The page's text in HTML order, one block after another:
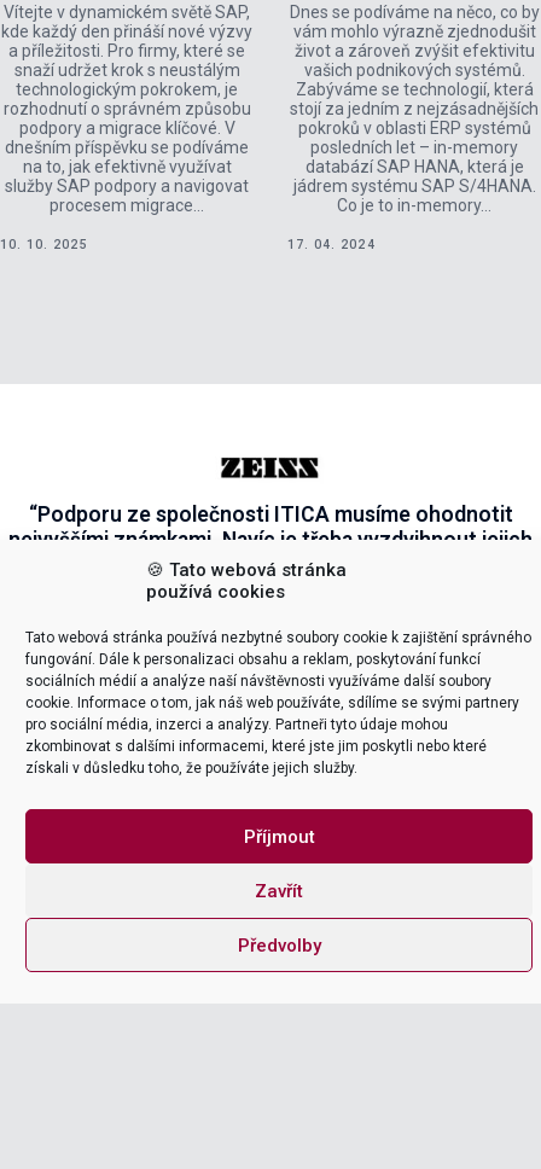
🍪 Tato webová stránka
používá cookies
Tato webová stránka používá nezbytné soubory cookie k zajištění správného
fungování. Dále k personalizaci obsahu a reklam, poskytování funkcí
sociálních médií a analýze naší návštěvnosti využíváme další soubory
cookie. Informace o tom, jak náš web používáte, sdílíme se svými partnery
pro sociální média, inzerci a analýzy. Partneři tyto údaje mohou
zkombinovat s dalšími informacemi, které jste jim poskytli nebo které
získali v důsledku toho, že používáte jejich služby.
Příjmout
Zavřít
Předvolby
Vítejte v dynamickém světě SAP,
kde každý den přináší nové výzvy
a příležitosti. Pro firmy, které se
snaží udržet krok s neustálým
technologickým pokrokem, je
rozhodnutí o správném způsobu
podpory a migrace klíčové. V
dnešním příspěvku se podíváme
na to, jak efektivně využívat
služby SAP podpory a navigovat
procesem migrace…
10. 10. 2025
Dnes se podíváme na něco, co by
vám mohlo výrazně zjednodušit
život a zároveň zvýšit efektivitu
vašich podnikových systémů.
Zabýváme se technologií, která
stojí za jedním z nejzásadnějších
pokroků v oblasti ERP systémů
posledních let – in-memory
databází SAP HANA, která je
jádrem systému SAP S/4HANA.
Co je to in-memory…
17. 04. 2024
“Podporu ze společnosti ITICA musíme ohodnotit
nejvyššími známkami. Navíc je třeba vyzdvihnout jejich
přátelský přístup, ochotu a schopnost vše vysvětlit tak,
aby i ten nejméně zdatný uživatel neměl s prací v
pochopili, jak nový nástroj používat, i jeho princip a
funkce.”
Marek Klůfa
Carl Zeiss AG
office@itica.cz